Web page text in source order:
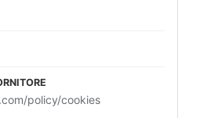
policy/cookies